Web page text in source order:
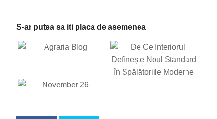
S-ar putea sa iti placa de asemenea